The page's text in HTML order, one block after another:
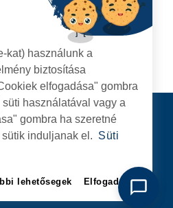
Kapcsolat
KÖVESSENEK
kat) használunk a
biztosítása
elfogadása" gombra
használatával vagy a
gombra ha szeretné
induljanak el. Süti
lehetősegek Elfogadom